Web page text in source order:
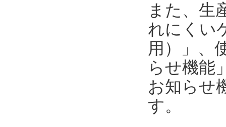
また、生
れにくい
用）」、
らせ機能
お知らせ
す。